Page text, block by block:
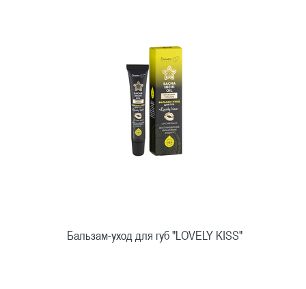
Бальзам-уход для губ "LOVELY KISS"